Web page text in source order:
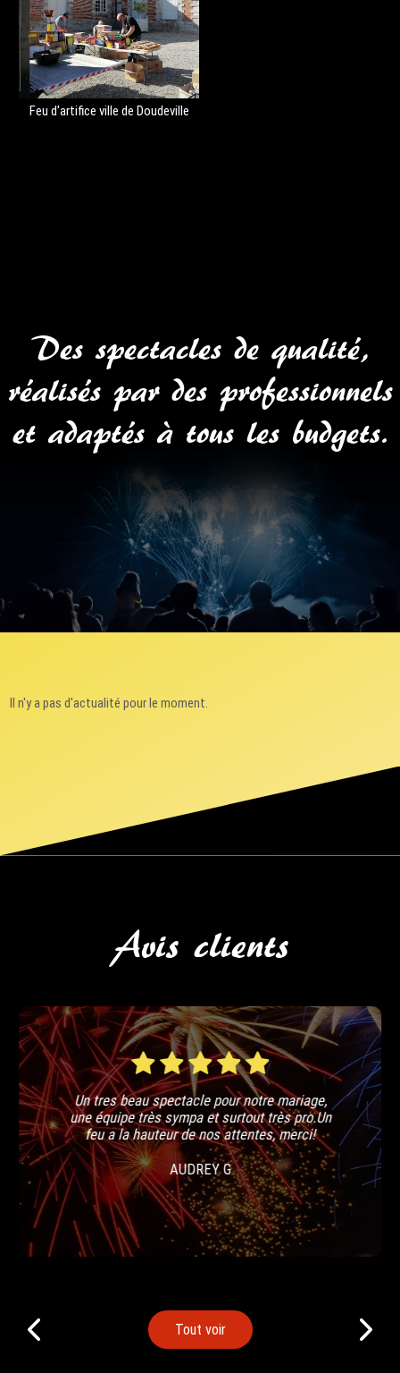
Feu d'artifice ville de Doudeville
Des spectacles de qualité,
réalisés par des professionnels
et adaptés à tous les budgets.
Il n'y a pas d'actualité pour le moment.
Avis clients
Un tres beau spectacle pour notre mariage,
une équipe très sympa et surtout très pro.Un
feu a la hauteur de nos attentes, merci!
AUDREY G
Tout voir